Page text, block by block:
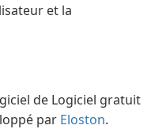
et la
de Logiciel gratuit
par Eloston.